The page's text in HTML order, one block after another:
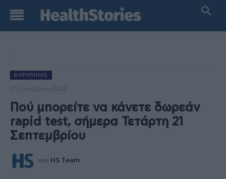
ΚΟΡΟΝΟΙΌΣ
21 Σεπτεμβρίου 2022
Πού μπορείτε να κάνετε δωρεάν
rapid test, σήμερα Τετάρτη 21
Σεπτεμβρίου
από HS Team